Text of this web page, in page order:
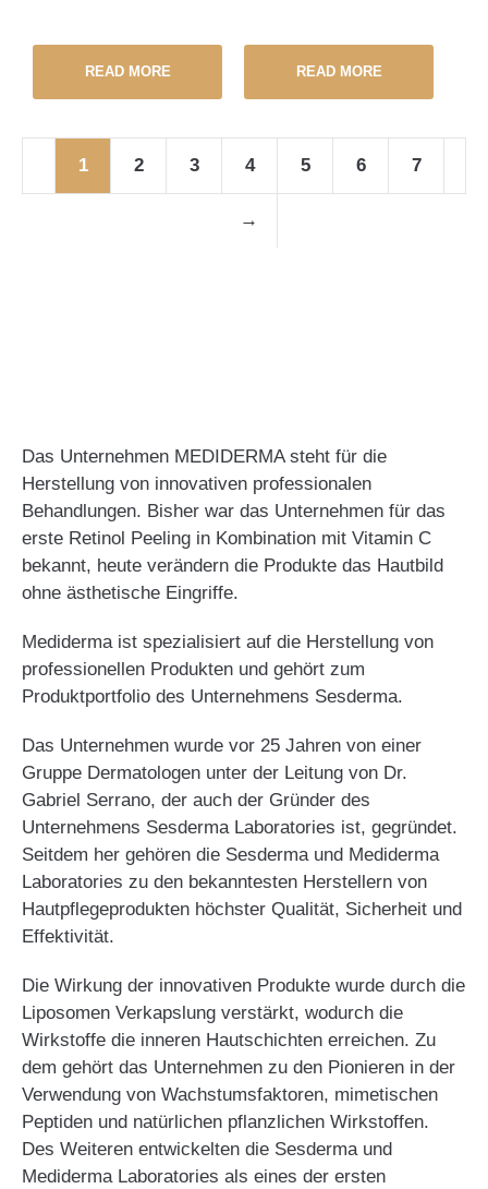
READ MORE READ MORE
1 2 3 4 5 6 7
→
Das Unternehmen MEDIDERMA steht für die
Herstellung von innovativen professionalen
Behandlungen. Bisher war das Unternehmen für das
erste Retinol Peeling in Kombination mit Vitamin C
bekannt, heute verändern die Produkte das Hautbild
ohne ästhetische Eingriffe.
Mediderma ist spezialisiert auf die Herstellung von
professionellen Produkten und gehört zum
Produktportfolio des Unternehmens Sesderma.
Das Unternehmen wurde vor 25 Jahren von einer
Gruppe Dermatologen unter der Leitung von Dr.
Gabriel Serrano, der auch der Gründer des
Unternehmens Sesderma Laboratories ist, gegründet.
Seitdem her gehören die Sesderma und Mediderma
Laboratories zu den bekanntesten Herstellern von
Hautpflegeprodukten höchster Qualität, Sicherheit und
Effektivität.
Die Wirkung der innovativen Produkte wurde durch die
Liposomen Verkapslung verstärkt, wodurch die
Wirkstoffe die inneren Hautschichten erreichen. Zu
dem gehört das Unternehmen zu den Pionieren in der
Verwendung von Wachstumsfaktoren, mimetischen
Peptiden und natürlichen pflanzlichen Wirkstoffen.
Des Weiteren entwickelten die Sesderma und
Mediderma Laboratories als eines der ersten